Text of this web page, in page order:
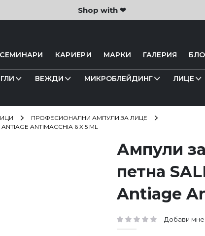
Shop with ❤
КАРИЕРИ МАРКИ ГАЛЕРИЯ
ВЕЖДИ МИКРОБЛЕЙДИНГ ЛИЦЕ
ПРОФЕСИОНАЛНИ АМПУЛИ ЗА ЛИЦЕ
ANTIMACCHIA 6 X 5 ML
Ампули
петна
Antiage
рейтинг: Добави